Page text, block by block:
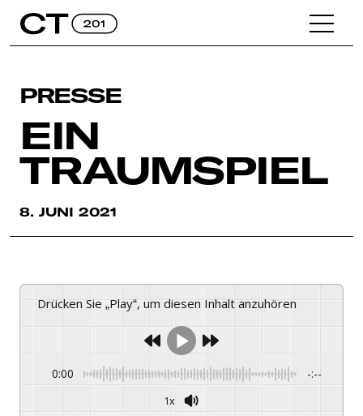
PRESSE
EIN
TRAUMSPIEL
8. JUNI 2021
Drücken Sie „Play“, um diesen Inhalt anzuhören
0:00 -:--
1x